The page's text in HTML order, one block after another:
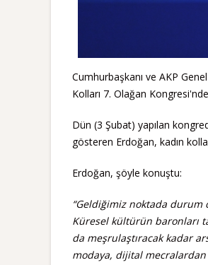
Cumhurbaşkanı ve AKP
Kolları 7. Olağan
Dün (3 Şubat) yapılan
gösteren Erdoğan, kadın
Erdoğan, şöyle konuştu:
“Geldiğimiz noktada
Küresel kültürün baronları
da meşrulaştıracak kadar
modaya, dijital